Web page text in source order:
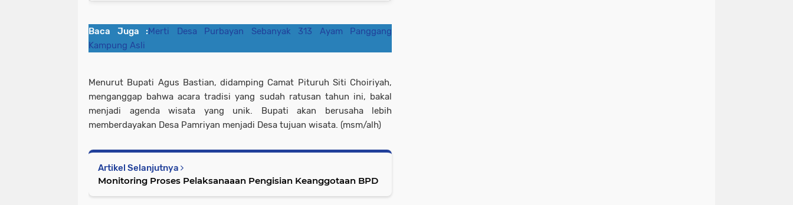
Baca Juga :Merti Desa Purbayan Sebanyak 313 Ayam Panggang
Kampung Asli
Menurut Bupati Agus Bastian, didamping Camat Pituruh Siti Choiriyah,
menganggap bahwa acara tradisi yang sudah ratusan tahun ini, bakal
menjadi agenda wisata yang unik. Bupati akan berusaha lebih
memberdayakan Desa Pamriyan menjadi Desa tujuan wisata. (msm/alh)
Artikel Selanjutnya
Monitoring Proses Pelaksanaaan Pengisian Keanggotaan BPD